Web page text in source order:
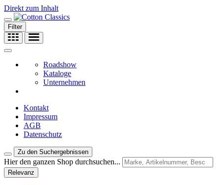
Direkt zum Inhalt
Filter
Roadshow
Kataloge
Unternehmen
Kontakt
Impressum
AGB
Datenschutz
Zu den Suchergebnissen
Hier den ganzen Shop durchsuchen...
Relevanz